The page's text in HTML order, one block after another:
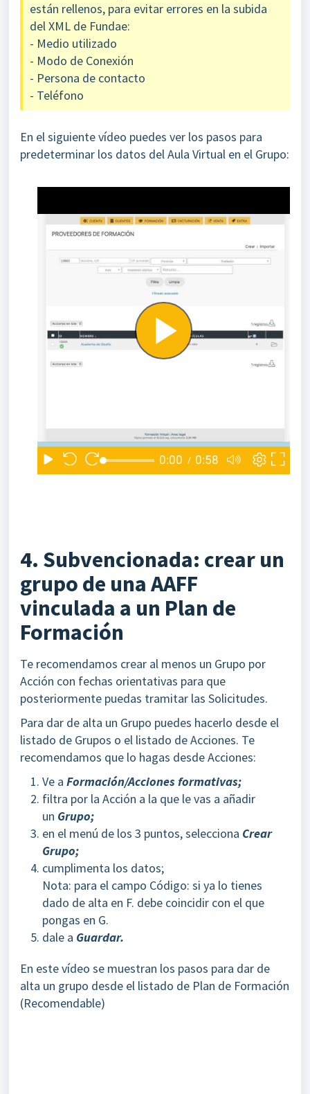
están rellenos, para evitar errores en la subida
del XML de Fundae:
- Medio utilizado
- Modo de Conexión
- Persona de contacto
- Teléfono
En el siguiente vídeo puedes ver los pasos para
predeterminar los datos del Aula Virtual en el Grupo:
4. Subvencionada: crear un
grupo de una AAFF
vinculada a un Plan de
Formación
Te recomendamos crear al menos un Grupo por
Acción con fechas orientativas para que
posteriormente puedas tramitar las Solicitudes.
Para dar de alta un Grupo puedes hacerlo desde el
listado de Grupos o el listado de Acciones. Te
recomendamos que lo hagas desde Acciones:
Ve a Formación/Acciones formativas;
filtra por la Acción a la que le vas a añadir
un Grupo;
en el menú de los 3 puntos, selecciona Crear
Grupo;
cumplimenta los datos;
Nota: para el campo Código: si ya lo tienes
dado de alta en F. debe coincidir con el que
pongas en G.
dale a Guardar.
En este vídeo se muestran los pasos para dar de
alta un grupo desde el listado de Plan de Formación
(Recomendable)